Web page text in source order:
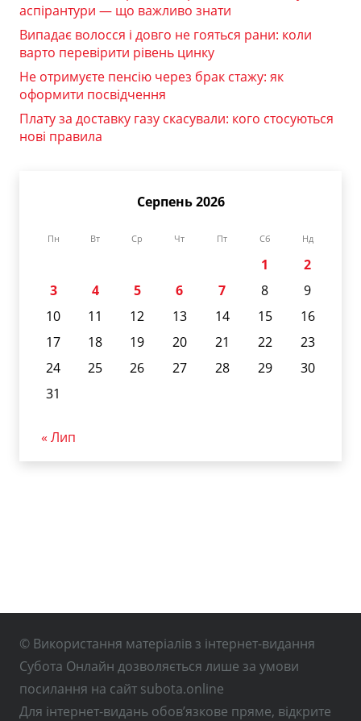
аспірантури — що важливо знати
Випадає волосся і довго не гояться рани: коли
варто перевірити рівень цинку
Не отримуєте пенсію через брак стажу: як
оформити посвідчення
Плату за доставку газу скасували: кого стосуються
нові правила
Серпень 2026
Пн Вт Ср Чт Пт Сб Нд
1
2
3
4 5 6 7 8
9
10
11 12 13 14 15
16
17
18 19 20 21 22
23
24
25 26 27 28 29
30
31
« Лип
© Використання матеріалів з інтернет-видання
Субота Онлайн дозволяється лише за умови
посилання на сайт subota.online
Для інтернет-видань обов’язкове пряме, відкрите